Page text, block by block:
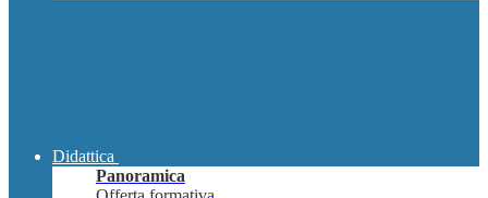
Didattica
Panoramica